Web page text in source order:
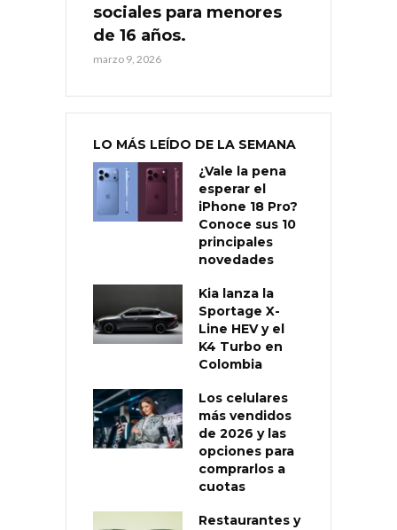
sociales para menores
de 16 años.
marzo 9, 2026
LO MÁS LEÍDO DE LA SEMANA
¿Vale la pena
esperar el
iPhone 18 Pro?
Conoce sus 10
principales
novedades
Kia lanza la
Sportage X-
Line HEV y el
K4 Turbo en
Colombia
Los celulares
más vendidos
de 2026 y las
opciones para
comprarlos a
cuotas
Restaurantes y